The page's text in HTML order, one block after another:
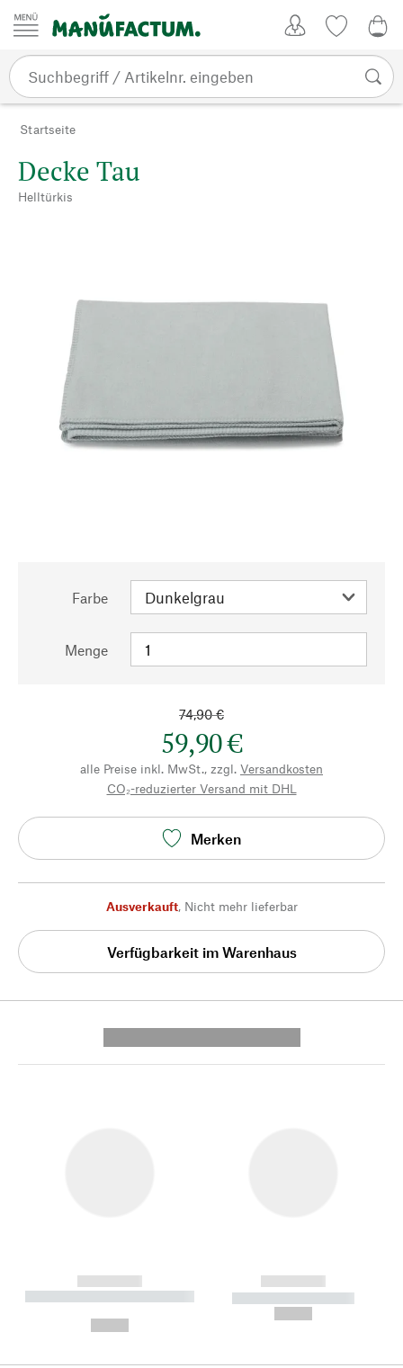
Zum Inhalt springen
Startseite
Decke Tau
Helltürkis
Farbe
Menge
74,90 €
59,90 €
alle Preise inkl. MwSt., zzgl. Versandkosten
CO₂-reduzierter Versand mit DHL
Merken
Ausverkauft, Nicht mehr lieferbar
Verfügbarkeit im Warenhaus
------------
----------- ----------- --------
------------
----------- -----------